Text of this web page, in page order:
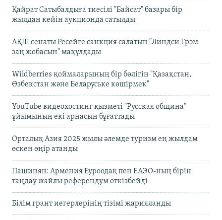
Қайрат Сатыбалдыға тиесілі "Байсат" базары бір
жылдан кейін аукционда сатылды
АҚШ сенаты Ресейге санкция салатын "Линдси Грэм
заң жобасын" мақұлдады
Wildberries қоймаларының бір бөлігін "Қазақстан,
Өзбекстан және Беларуське көшірмек"
YouTube видеохостинг қызметі "Русская община"
ұйымының екі арнасын бұғаттады
Орталық Азия 2025 жылы әлемде туризм ең жылдам
өскен өңір атанды
Пашинян: Армения Еуроодақ пен ЕАЭО-ның бірін
таңдау жайлы референдум өткізбейді
Білім грант иегерлерінің тізімі жарияланды